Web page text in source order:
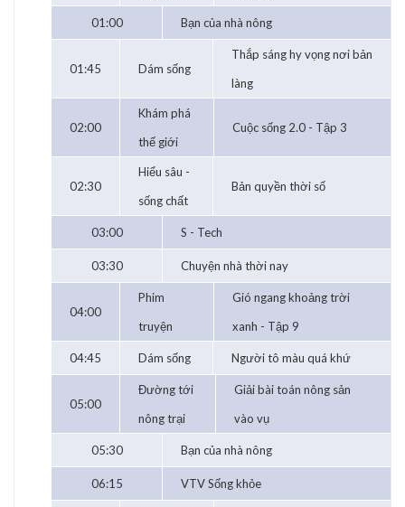
01:00 Bạn của nhà nông
01:45 Dám sống
Thắp sáng hy vọng nơi bản
làng
02:00
Khám phá
thế giới
Cuộc sống 2.0 - Tập 3
02:30
Hiểu sâu -
sống chất
Bản quyền thời số
03:00 S - Tech
03:30 Chuyện nhà thời nay
04:00
Phim
truyện
Gió ngang khoảng trời
xanh - Tập 9
04:45 Dám sống Người tô màu quá khứ
05:00
Đường tới
nông trại
Giải bài toán nông sản
vào vụ
05:30 Bạn của nhà nông
06:15 VTV Sống khỏe